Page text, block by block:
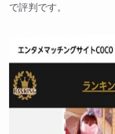
で評判です。